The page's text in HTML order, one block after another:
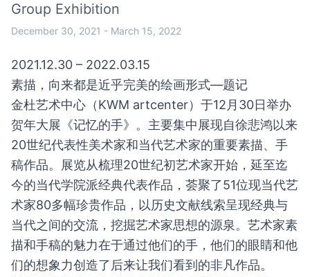
Group Exhibition
December 30, 2021 - March 15, 2022
2021.12.30 – 2022.03.15
素描，向来都是近乎完美的绘画形式—题记
金杜艺术中心（KWM artcenter）于12月30日举办
贺年大展《记忆的手》。主要集中展现自徐悲鸿以来
20世纪代表性美术家和当代艺术家的重要素描、手
稿作品。展览从梳理20世纪初艺术家开始，延至迄
今的当代学院派经典代表作品，荟聚了51位现当代艺
术家80多幅珍贵作品，以历史文献线索呈现经典与
当代之间的交流，挖掘艺术家思想的源泉。艺术家素
描和手稿的魅力在于通过他们的手，他们的眼睛和他
们的想象力创造了后来让我们看到的非凡作品。